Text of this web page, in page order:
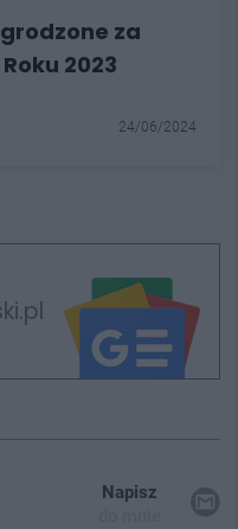
za
2023
24/06/2024
Napisz